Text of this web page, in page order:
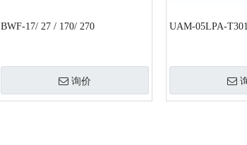
BWF-17/ 27 / 170/ 270
询价
UAM-05LPA-